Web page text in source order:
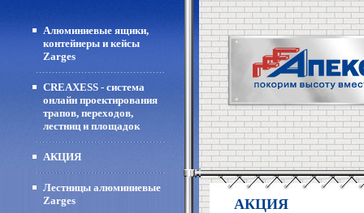
Алюминиевые ящики,
контейнеры и кейсы
Zarges
CREAXESS - система
онлайн проектирования
трапов, переходов,
лестниц и площадок
АКЦИЯ
Лестницы алюминиевые
Zarges
АКЦИЯ